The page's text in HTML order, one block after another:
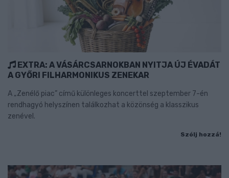
EXTRA: A VÁSÁRCSARNOKBAN NYITJA ÚJ ÉVADÁT
A GYŐRI FILHARMONIKUS ZENEKAR
A „Zenélő piac” című különleges koncerttel szeptember 7-én
rendhagyó helyszínen találkozhat a közönség a klasszikus
zenével.
Szólj hozzá!